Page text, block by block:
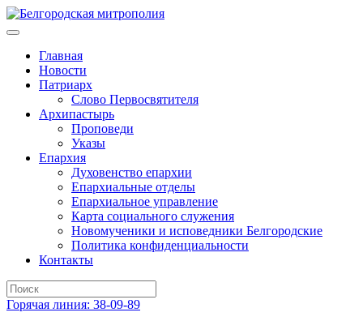
Главная
Новости
Патриарх
Слово Первосвятителя
Архипастырь
Проповеди
Указы
Епархия
Духовенство епархии
Епархиальные отделы
Епархиальное управление
Карта социального служения
Новомученики и исповедники Белгородские
Политика конфиденциальности
Контакты
Горячая линия: 38-09-89